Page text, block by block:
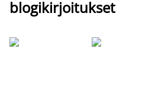
blogikirjoitukset